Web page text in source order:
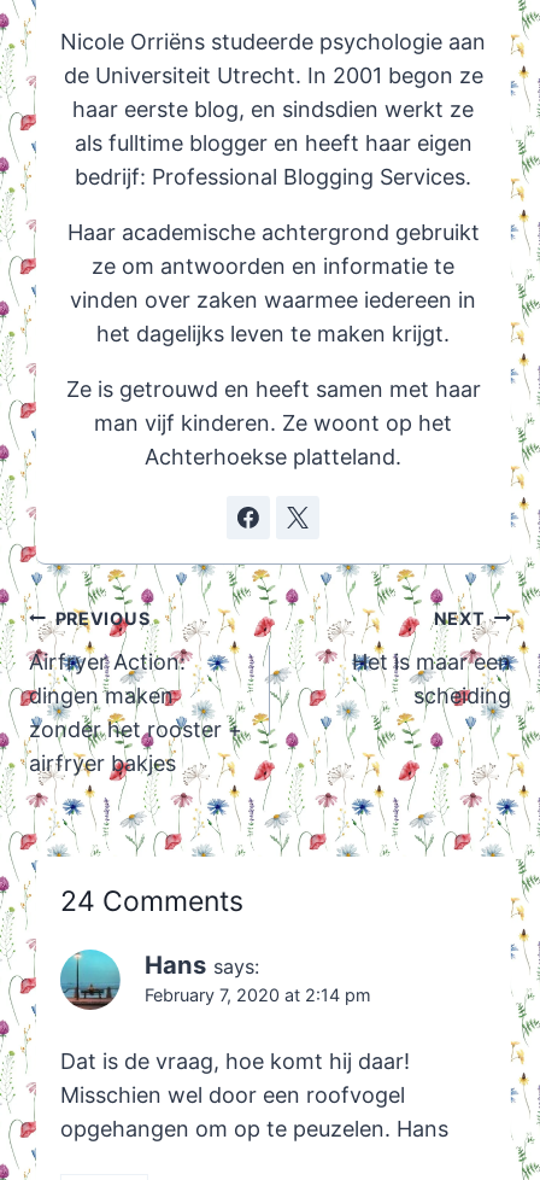
Nicole Orriëns studeerde psychologie aan
de Universiteit Utrecht. In 2001 begon ze
haar eerste blog, en sindsdien werkt ze
als fulltime blogger en heeft haar eigen
bedrijf: Professional Blogging Services.
Haar academische achtergrond gebruikt
ze om antwoorden en informatie te
vinden over zaken waarmee iedereen in
het dagelijks leven te maken krijgt.
Ze is getrouwd en heeft samen met haar
man vijf kinderen. Ze woont op het
Achterhoekse platteland.
Post
navigation
PREVIOUS
Airfryer Action:
dingen maken
zonder het rooster +
airfryer bakjes
NEXT
Het is maar een
scheiding
24 Comments
Hans says:
February 7, 2020 at 2:14 pm
Dat is de vraag, hoe komt hij daar!
Misschien wel door een roofvogel
opgehangen om op te peuzelen. Hans